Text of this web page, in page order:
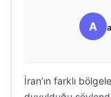
A
İran’ın farklı